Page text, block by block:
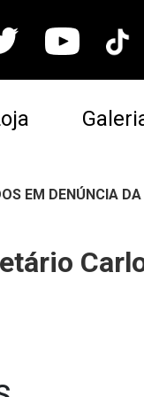
EM DENÚNCIA